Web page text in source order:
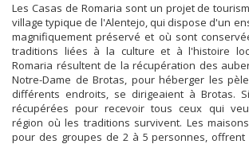
Les Casas de Romaria sont un projet de
village typique de l'Alentejo, qui dispose d'un
magnifiquement préservé et où sont
traditions liées à la culture et à l'histoire
Romaria résultent de la récupération des
Notre-Dame de Brotas, pour héberger les
différents endroits, se dirigeaient à Brotas.
récupérées pour recevoir tous ceux qui
région où les traditions survivent. Les
pour des groupes de 2 à 5 personnes,